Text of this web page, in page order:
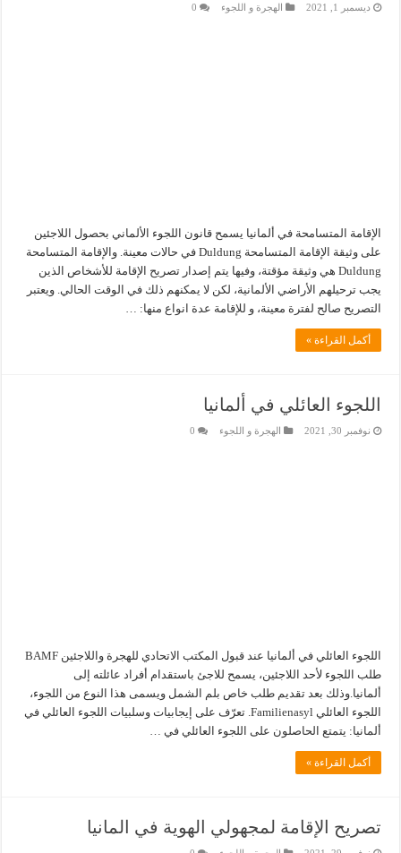
ديسمبر 1, 2021 الهجرة و اللجوء 0
الإقامة المتسامحة في ألمانيا يسمح قانون اللجوء الألماني بحصول اللاجئين
على وثيقة الإقامة المتسامحة Duldung في حالات معينة. والإقامة المتسامحة
Duldung هي وثيقة مؤقتة، وفيها يتم إصدار تصريح الإقامة للأشخاص الذين
يجب ترحيلهم الأراضي الألمانية، لكن لا يمكنهم ذلك في الوقت الحالي. ويعتبر
التصريح صالح لفترة معينة، و للإقامة عدة انواع منها: …
أكمل القراءة »
اللجوء العائلي في ألمانيا
نوفمبر 30, 2021 الهجرة و اللجوء 0
اللجوء العائلي في ألمانيا عند قبول المكتب الاتحادي للهجرة واللاجئين BAMF
طلب اللجوء لأحد اللاجئين، يسمح للاجئ باستقدام أفراد عائلته إلى
ألمانيا.وذلك بعد تقديم طلب خاص بلم الشمل ويسمى هذا النوع من اللجوء،
اللجوء العائلي Familienasyl. تعرّف على إيجابيات وسلبيات اللجوء العائلي في
ألمانيا: يتمتع الحاصلون على اللجوء العائلي في …
أكمل القراءة »
تصريح الإقامة لمجهولي الهوية في المانيا